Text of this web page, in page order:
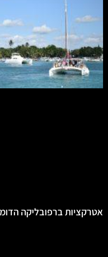
אטרקציות ברפובליקה